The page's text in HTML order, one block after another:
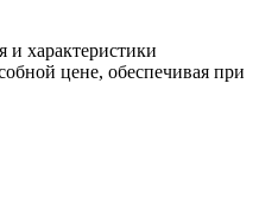
характеристики
цене, обеспечивая при